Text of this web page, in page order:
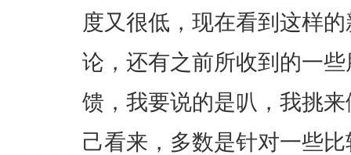
度又很低，现在看到这样
论，还有之前所收到的一些
馈，我要说的是叭，我挑
己看来，多数是针对一些